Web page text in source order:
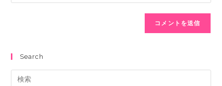
Search